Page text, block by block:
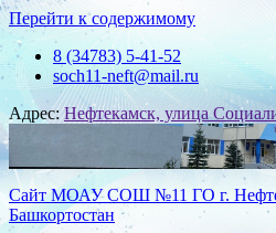
Перейти к содержимому
8 (34783) 5-41-52
soch11-neft@mail.ru
Адрес:Нефтекамск, улица
Сайт МОАУ СОШ №11 ГО г.
Башкортостан